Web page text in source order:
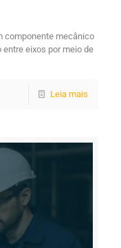
componente mecânico
eixos por meio de
Leia mais